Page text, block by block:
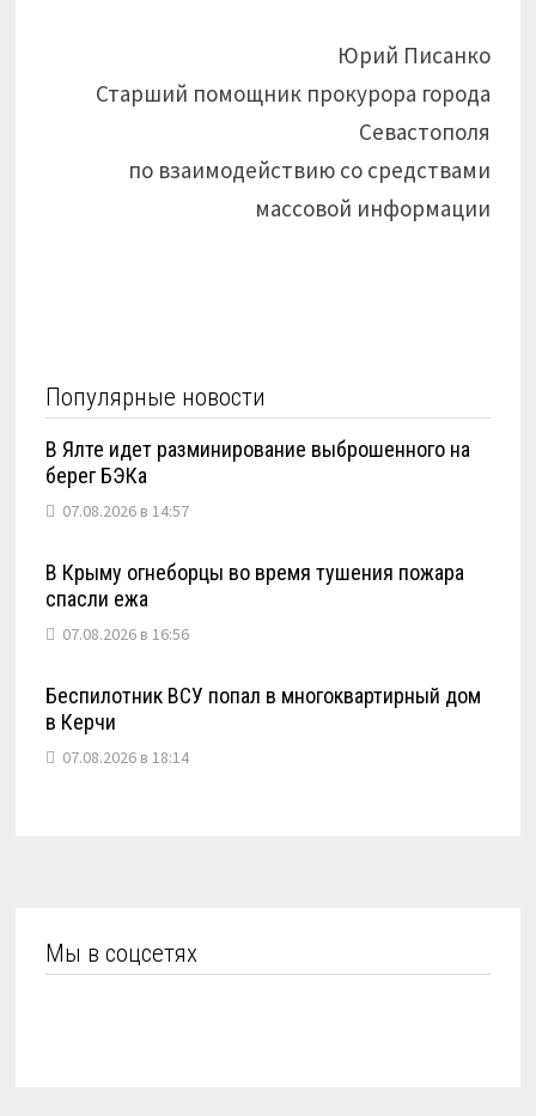
Юрий Писанко
Старший помощник прокурора города
Севастополя
по взаимодействию со средствами
массовой информации
Популярные новости
В Ялте идет разминирование выброшенного на
берег БЭКа
07.08.2026 в 14:57
В Крыму огнеборцы во время тушения пожара
спасли ежа
07.08.2026 в 16:56
Беспилотник ВСУ попал в многоквартирный дом
в Керчи
07.08.2026 в 18:14
Мы в соцсетях